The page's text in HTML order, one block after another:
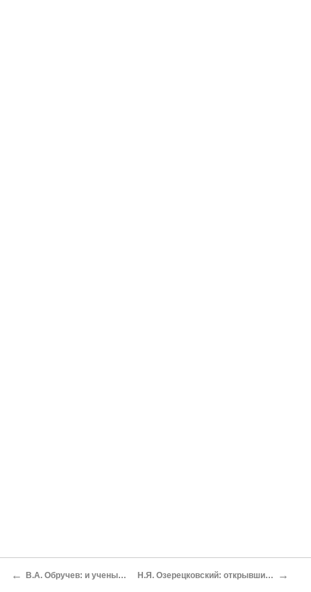
← В.А. Обручев: и ученый, и писатель Н.Я. Озерецковский: открывший Озерный край →